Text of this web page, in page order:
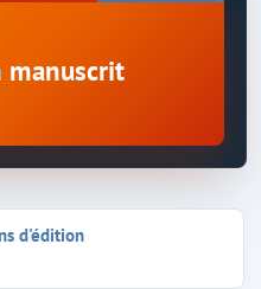
manuscrit
d'édition